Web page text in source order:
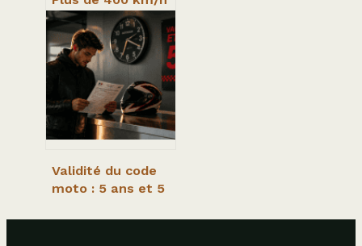
: Les technologies
derrière les
motos les plus
rapides du monde
Validité du code
moto : 5 ans et 5
réussir votre